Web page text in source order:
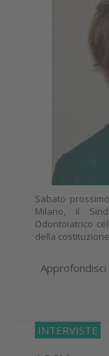
Sabato
Milano, il
Odontoiatrico
della
Approfondisci
INTERVISTE